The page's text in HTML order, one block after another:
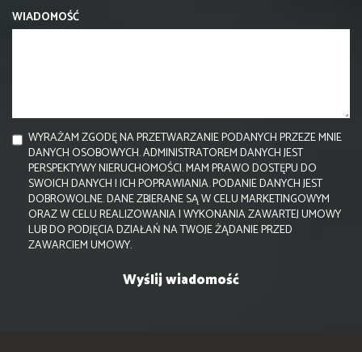
WIADOMOŚĆ
WYRAŻAM ZGODĘ NA PRZETWARZANIE PODANYCH PRZEZE MNIE
DANYCH OSOBOWYCH. ADMINISTRATOREM DANYCH JEST
PERSPEKTYWY NIERUCHOMOŚCI. MAM PRAWO DOSTĘPU DO
SWOICH DANYCH I ICH POPRAWIANIA. PODANIE DANYCH JEST
DOBROWOLNE. DANE ZBIERANE SĄ W CELU MARKETINGOWYM
ORAZ W CELU REALIZOWANIA I WYKONANIA ZAWARTEJ UMOWY
LUB DO PODJĘCIA DZIAŁAŃ NA TWOJE ŻĄDANIE PRZED
ZAWARCIEM UMOWY.